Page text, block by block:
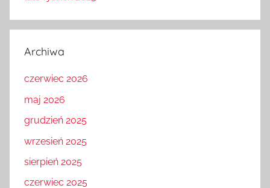
Archiwa
czerwiec 2026
maj 2026
grudzień 2025
wrzesień 2025
sierpień 2025
czerwiec 2025